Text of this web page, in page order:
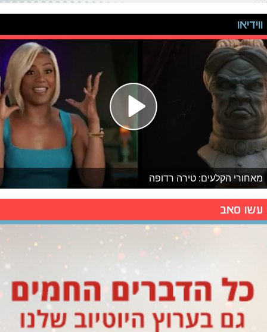
ווידיאו
מאחורי הקלעים: טירה רדופה
עשו סאב